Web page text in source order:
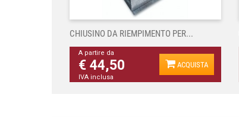
CHIUSINO DA RIEMPIMENTO PER...
A partire da
€ 44,50
IVA inclusa
ACQUISTA